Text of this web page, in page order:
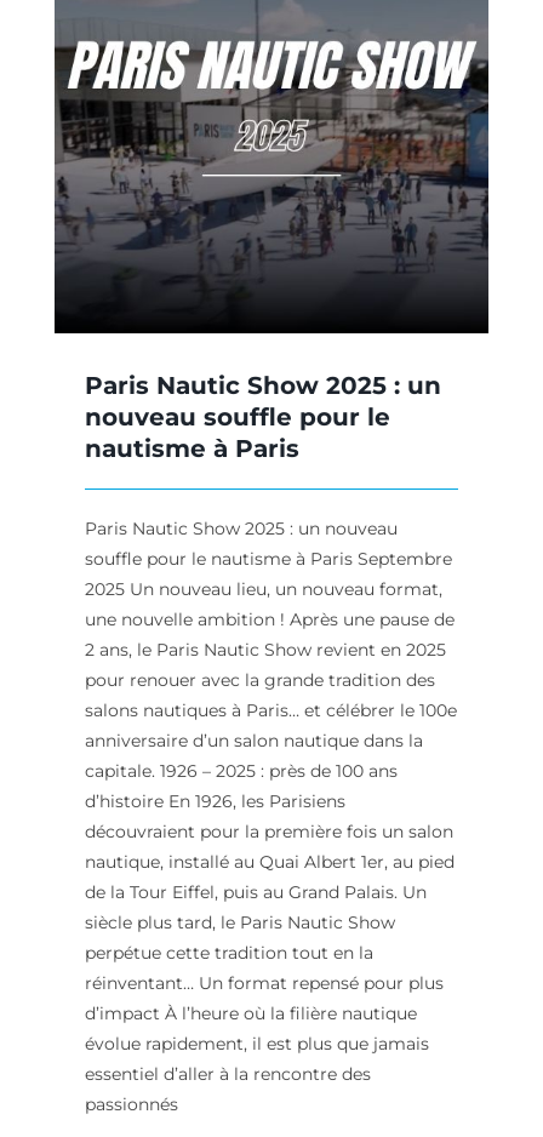
Paris Nautic Show 2025 : un
nouveau souffle pour le
nautisme à Paris
Paris Nautic Show 2025 : un nouveau
souffle pour le nautisme à Paris Septembre
2025 Un nouveau lieu, un nouveau format,
une nouvelle ambition ! Après une pause de
2 ans, le Paris Nautic Show revient en 2025
pour renouer avec la grande tradition des
salons nautiques à Paris… et célébrer le 100e
anniversaire d’un salon nautique dans la
capitale. 1926 – 2025 : près de 100 ans
d’histoire En 1926, les Parisiens
découvraient pour la première fois un salon
nautique, installé au Quai Albert 1er, au pied
de la Tour Eiffel, puis au Grand Palais. Un
siècle plus tard, le Paris Nautic Show
perpétue cette tradition tout en la
réinventant… Un format repensé pour plus
d’impact À l’heure où la filière nautique
évolue rapidement, il est plus que jamais
essentiel d’aller à la rencontre des
passionnés